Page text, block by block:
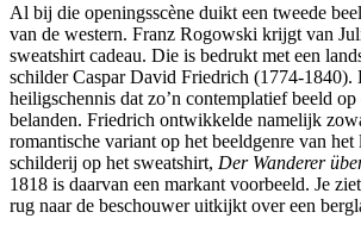
Al bij die openingsscène duikt een tweede
van de western. Franz Rogowski krijgt van
sweatshirt cadeau. Die is bedrukt met een
schilder Caspar David Friedrich (1774-1840).
heiligschennis dat zo’n contemplatief beeld
belanden. Friedrich ontwikkelde namelijk
romantische variant op het beeldgenre van het
schilderij op het sweatshirt, Der Wanderer
1818 is daarvan een markant voorbeeld. Je
rug naar de beschouwer uitkijkt over een